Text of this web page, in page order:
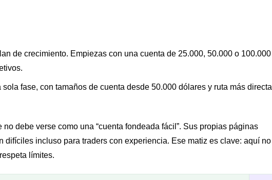
de crecimiento. Empiezas con una cuenta de 25.000, 50.000 o 100.000
fase, con tamaños de cuenta desde 50.000 dólares y ruta más directa
debe verse como una “cuenta fondeada fácil”. Sus propias páginas
incluso para traders con experiencia. Ese matiz es clave: aquí no
límites.